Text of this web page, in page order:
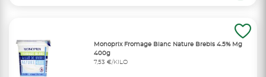
Monoprix Fromage Blanc Nature Brebis 4.5% Mg
400g
7,53 €/KILO